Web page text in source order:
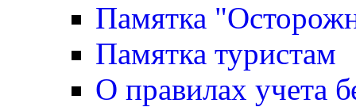
Памятка
Памятка туристам
О правилах учета